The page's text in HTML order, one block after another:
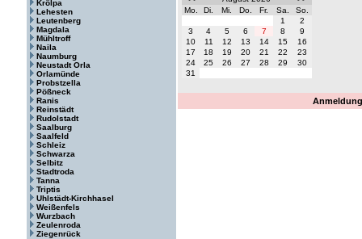
Krölpa
Lehesten
Leutenberg
Magdala
Mühltroff
Naila
Naumburg
Neustadt Orla
Orlamünde
Probstzella
Pößneck
Ranis
Reinstädt
Rudolstadt
Saalburg
Saalfeld
Schleiz
Schwarza
Selbitz
Stadtroda
Tanna
Triptis
Uhlstädt-Kirchhasel
Weißenfels
Wurzbach
Zeulenroda
Ziegenrück
Mo.
Di. Mi. Do. Fr. Sa.
So.
1
2
3
4 5 6 7 8
9
10
11 12 13 14 15
16
17
18 19 20 21 22
23
24
25 26 27 28 29
30
31